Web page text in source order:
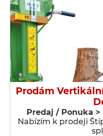
Prodám
Predaj / Ponuka
Nabízím k prodeji